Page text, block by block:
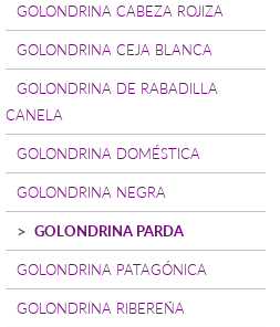
GOLONDRINA CABEZA ROJIZA
GOLONDRINA CEJA BLANCA
GOLONDRINA DE RABADILLA
CANELA
GOLONDRINA DOMÉSTICA
GOLONDRINA NEGRA
GOLONDRINA PARDA
GOLONDRINA PATAGÓNICA
GOLONDRINA RIBEREÑA